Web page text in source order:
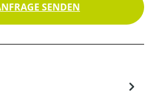
SENDEN